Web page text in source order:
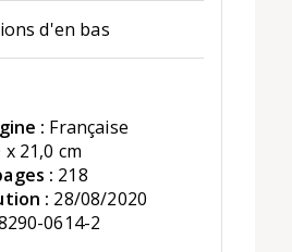
d'en bas
: Française
x 21,0 cm
: 218
: 28/08/2020
0614-2